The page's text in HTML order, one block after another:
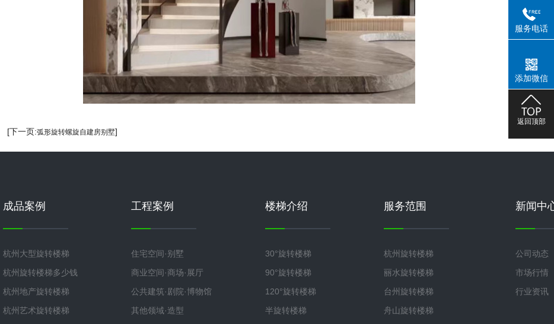
[下一页:弧形旋转螺旋自建房别墅]
成品案例
杭州大型旋转楼梯
杭州旋转楼梯多少钱
杭州地产旋转楼梯
杭州艺术旋转楼梯
工程案例
住宅空间·别墅
商业空间·商场·展厅
公共建筑·剧院·博物馆
其他领域·造型
楼梯介绍
30°旋转楼梯
90°旋转楼梯
120°旋转楼梯
半旋转楼梯
服务范围
杭州旋转楼梯
丽水旋转楼梯
台州旋转楼梯
舟山旋转楼梯
新闻中
公司动态
市场行情
行业资讯
服务电话
添加微信
返回顶部